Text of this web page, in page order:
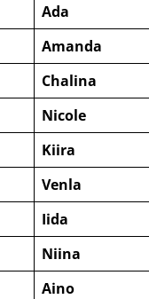
Ada
Amanda
Chalina
Nicole
Kiira
Venla
Iida
Niina
Aino